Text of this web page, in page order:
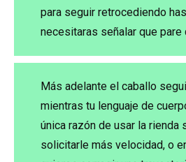
para seguir retrocediendo
necesitaras señalar que pare
Más adelante el caballo
mientras tu lenguaje de
única razón de usar la rienda
solicitarle más velocidad, o